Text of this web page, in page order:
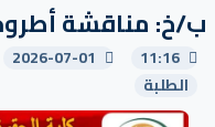
ب/خ: مناقشة
11:16
2026-07-01
الطلبة